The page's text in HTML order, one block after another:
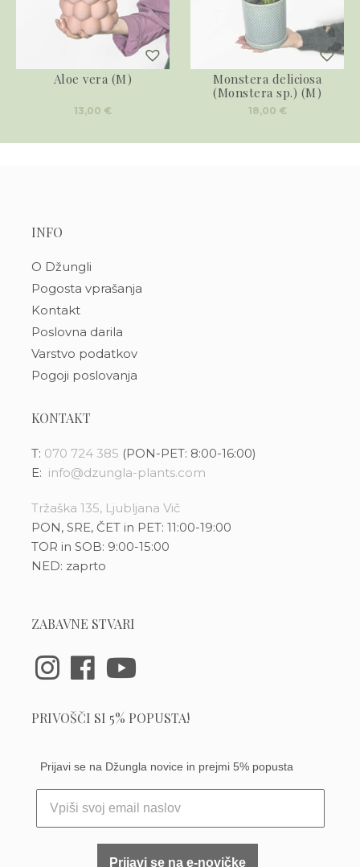
Aloe vera (M)
13,00 €
Monstera deliciosa
(Monstera sp.) (M)
18,00 €
INFO
O Džungli
Pogosta vprašanja
Kontakt
Poslovna darila
Varstvo podatkov
Pogoji poslovanja
KONTAKT
T: 070 724 385 (PON-PET: 8:00-16:00)
E: info@dzungla-plants.com
Tržaška 135, Ljubljana Vič
PON, SRE, ČET in PET: 11:00-19:00
TOR in SOB: 9:00-15:00
NED: zaprto
ZABAVNE STVARI
PRIVOŠČI SI 5% POPUSTA!
Prijavi se na Džungla novice in prejmi 5% popusta
Prijavi se na e-novičke